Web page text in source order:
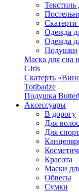
Текстиль
Скатерти
Одежда
Одежда
Подушки
Маска для сна
Girls
Скатерть
Totibadze
Подушка
Аксессуары
В дорогу
Для волос
Для
Красота
Маски
Обвесы
Сумки